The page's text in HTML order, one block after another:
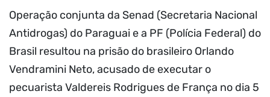
Operação conjunta da Senad (Secretaria Nacional
Antidrogas) do Paraguai e a PF (Polícia Federal) do
Brasil resultou na prisão do brasileiro Orlando
Vendramini Neto, acusado de executar o
pecuarista Valdereis Rodrigues de França no dia 5